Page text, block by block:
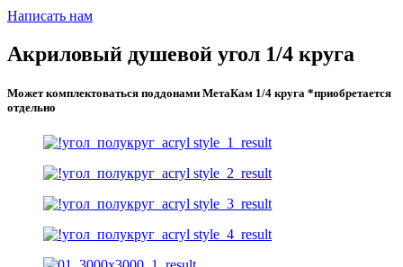
Написать нам
Акриловый душевой угол 1/4 круга
Может комплектоваться поддонами МетаКам 1/4 круга *приобретается
отдельно